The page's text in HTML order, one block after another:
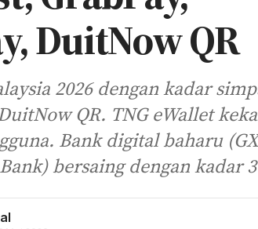
DuitNow QR
2026 dengan kadar
QR. TNG eWallet
Bank digital baharu
bersaing dengan kadar